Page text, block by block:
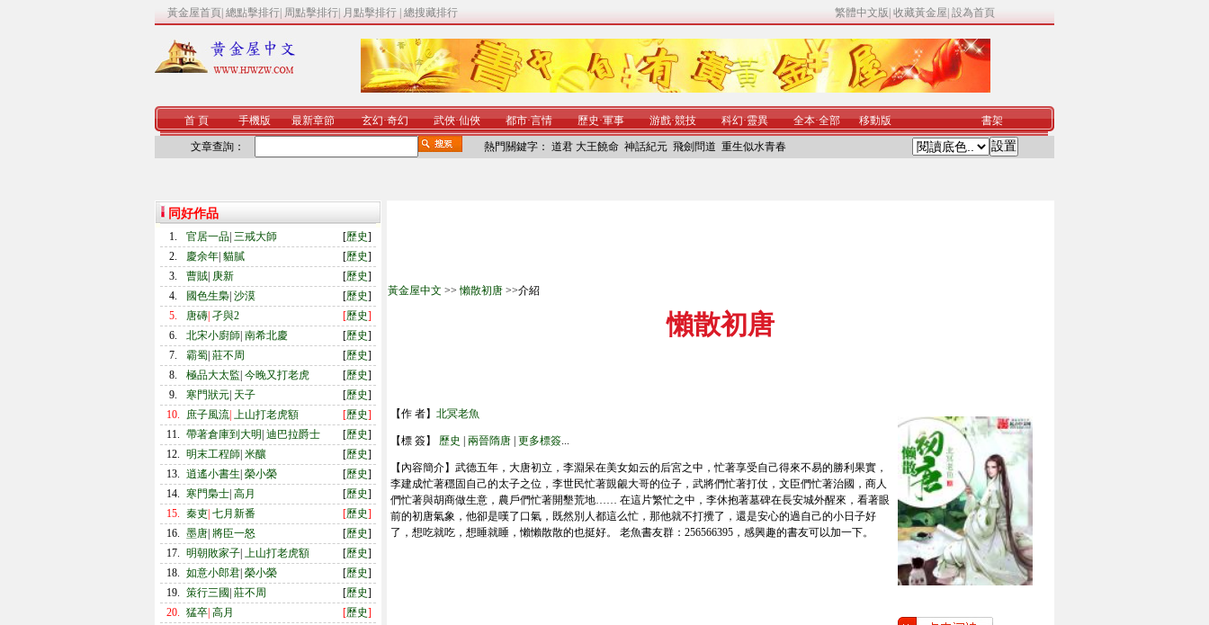
黃金屋首頁 總點擊排行 周點擊排行 月點擊排行 總搜藏排行 繁體中文版 收藏黃金屋 設為首頁
首 頁 手機版 最新章節 玄幻·奇幻 武俠·仙俠 都市·言情 歷史·軍事 游戲·競技 科幻·靈異 全本·全部 移動版 書架
文章查詢： 熱門關鍵字： 道君 大王饒命 神話紀元 飛劍問道 重生似水青春
同好作品
1. 官居一品 三戒大師 [歷史]
2.
慶余年 貓膩 [歷史]
3.
曹賊 庚新 [歷史]
4.
國色生梟 沙漠 [歷史]
5.
唐磚 孑與2 [歷史]
6.
北宋小廚師 南希北慶 [歷史]
7.
霸蜀 莊不周 [歷史]
8.
極品大太監 今晚又打老虎 [歷史]
9.
寒門狀元 天子 [歷史]
10.
庶子風流 上山打老虎額 [歷史]
11. 帶著倉庫到大明 迪巴拉爵士 [歷史]
12. 明末工程師 米釀 [歷史]
13. 逍遙小書生 榮小榮 [歷史]
14. 寒門梟士 高月 [歷史]
15. 秦吏 七月新番 [歷史]
16. 墨唐 將臣一怒 [歷史]
17. 明朝敗家子 上山打老虎額 [歷史]
18. 如意小郎君 榮小榮 [歷史]
19. 策行三國 莊不周 [歷史]
20. 猛卒 高月 [歷史]
黃金屋中文 >>懶散初唐 >>介紹
懶散初唐
【作 者】 北冥老魚
【標 簽】 歷史 兩晉隋唐 更多標簽...
【內容簡介】武德五年，大唐初立，李淵呆在美女如云的后宮之中，忙著享受自己得來不易的勝利果實，
李建成忙著穩固自己的太子之位，李世民忙著覬覦大哥的位子，武將們忙著打仗，文臣們忙著治國，商人
們忙著與胡商做生意，農戶們忙著開墾荒地…… 在這片繁忙之中，李休抱著墓碑在長安城外醒來，看著眼
前的初唐氣象，他卻是嘆了口氣，既然別人都這么忙，那他就不打攪了，還是安心的過自己的小日子好
了，想吃就吃，想睡就睡，懶懶散散的也挺好。 老魚書友群：256566395，感興趣的書友可以加一下。